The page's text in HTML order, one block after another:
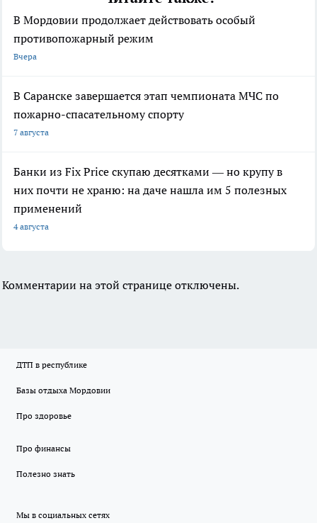
В Мордовии продолжает действовать особый
противопожарный режим
Вчера
В Саранске завершается этап чемпионата МЧС по
пожарно-спасательному спорту
7 августа
Банки из Fix Price скупаю десятками — но крупу в
них почти не храню: на даче нашла им 5 полезных
применений
4 августа
Комментарии на этой странице отключены.
ДТП в республике
Базы отдыха Мордовии
Про здоровье
Про финансы
Полезно знать
Мы в социальных сетях